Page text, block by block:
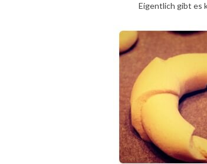
Eigentlich gibt es